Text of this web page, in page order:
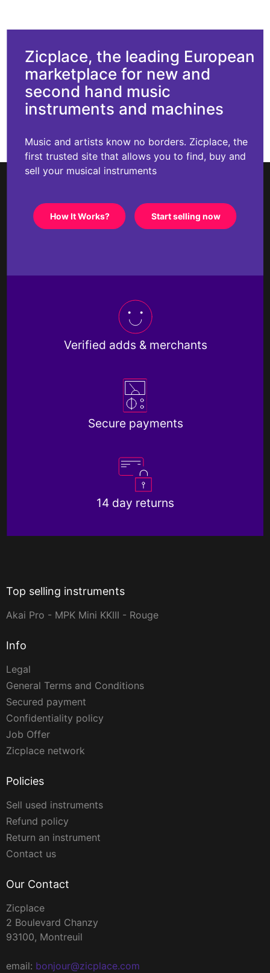
Zicplace, the leading European
marketplace for new and
second hand music
instruments and machines
Music and artists know no borders. Zicplace, the
first trusted site that allows you to find, buy and
sell your musical instruments
How It Works? Start selling now
Verified adds & merchants
Secure payments
14 day returns
Top selling instruments
Akai Pro - MPK Mini KKIII - Rouge
Info
Legal
General Terms and Conditions
Secured payment
Confidentiality policy
Job Offer
Zicplace network
Policies
Sell used instruments
Refund policy
Return an instrument
Contact us
Our Contact
Zicplace
2 Boulevard Chanzy
93100, Montreuil
email: bonjour@zicplace.com